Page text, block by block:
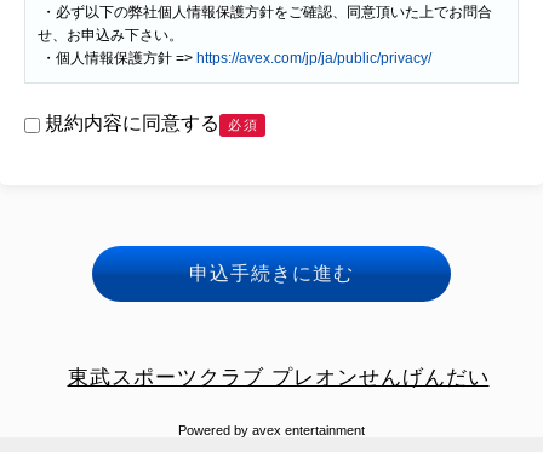
せ、お申込み下さい。
・個人情報保護方針 => https://avex.com/jp/ja/public/privacy/
規約内容に同意する 必須
申込手続きに進む
東武スポーツクラブ プレオンせんげんだい
Powered by avex entertainment